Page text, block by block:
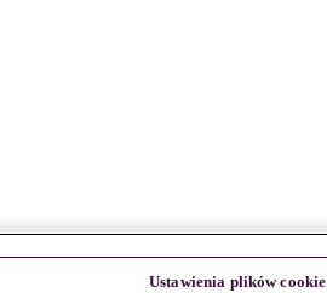
Ustawienia plików cookie